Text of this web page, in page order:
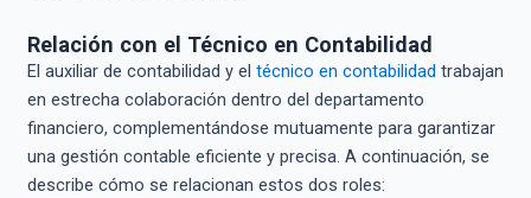
Relación con el Técnico en Contabilidad
El auxiliar de contabilidad y el técnico en contabilidad trabajan
en estrecha colaboración dentro del departamento
financiero, complementándose mutuamente para garantizar
una gestión contable eficiente y precisa. A continuación, se
describe cómo se relacionan estos dos roles: